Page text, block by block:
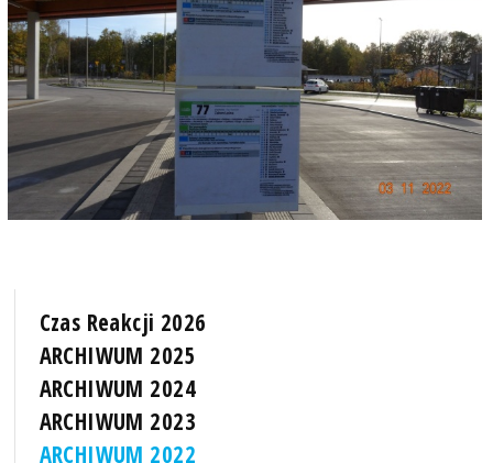
Czas Reakcji 2026
ARCHIWUM 2025
ARCHIWUM 2024
ARCHIWUM 2023
ARCHIWUM 2022